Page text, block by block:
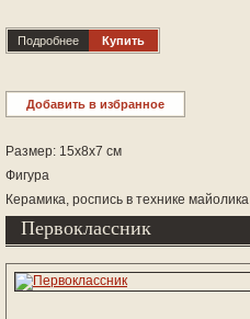
Подробнее Купить
Добавить в избранное
Размер: 15x8x7 см
Фигура
Керамика, роспись в технике майолика
Первоклассник